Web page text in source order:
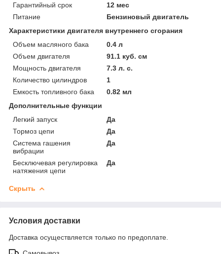
Гарантийный срок
12 мес
Питание
Бензиновый двигатель
Характеристики двигателя внутреннего сгорания
Объем масляного бака
0.4 л
Объем двигателя
91.1 куб. см
Мощность двигателя
7.3 л. с.
Количество цилиндров
1
Емкость топливного бака
0.82 мл
Дополнительные функции
Легкий запуск
Да
Тормоз цепи
Да
Система гашения
вибрации
Да
Бесключевая регулировка
натяжения цепи
Да
Скрыть
Условия доставки
Доставка осуществляется только по предоплате.